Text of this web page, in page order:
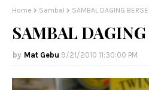
Home Sambal SAMBAL DAGING
SAMBAL
Mat Gebu 9/21/2010 11:30:00 PM